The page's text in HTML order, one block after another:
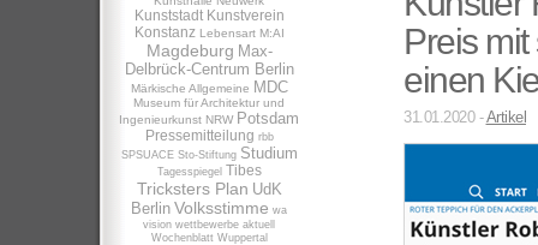
Kunststadt Kunstverein
Konstanz Lebensart M:AI
Magdeburg Max-
Delbrück-Centrum Berlin
Märkische Allgemeine MDC
Museum für Architektur und
Ingenieurkunst NRW Potsdam
Pressemitteilung rbb
SPSUACE Sto-Stiftung Studium
Tagesspiegel Tibes
Tricksters Plan UdK
Berlin Volksstimme wa
vision wettbewerbe aktuell
Wochenblatt Wuppertal
Preis
einen
31.01.2020 -Artikel